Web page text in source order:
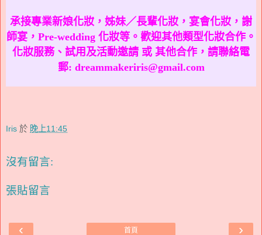
承接專業新娘化妝，姊妹／長輩化妝，宴會化妝，謝
師宴，Pre-wedding 化妝等。歡迎其他類型化妝合作。
化妝服務、試用及活動邀請 或 其他合作，請聯絡電
郵: dreammakeriris@gmail.com
Iris 於 晚上11:45
沒有留言:
張貼留言
‹ ›
首頁